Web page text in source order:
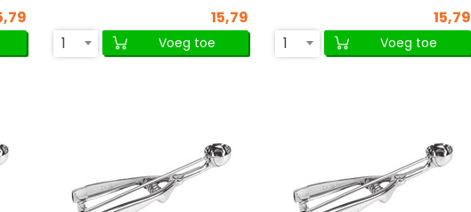
15,79
1
Voeg toe
15,79
1
Voeg toe